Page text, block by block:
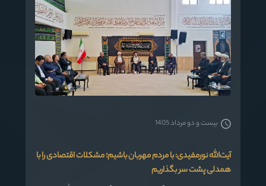
آیت‌الله نورمفیدی: با مردم مهربان باشیم؛ مشکلات اقتصادی را با
همدلی پشت سر بگذاریم
بیست و دو مرداد 1405